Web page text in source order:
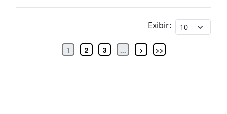
Exibir:
1 2 3 ... > >>